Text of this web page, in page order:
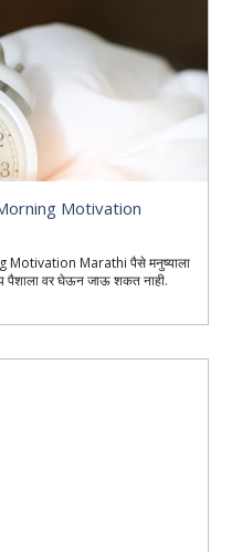
| Morning Motivation
Motivation Marathi पैसे मनुष्याला
पैशाला वर घेऊन जाऊ शकत नाही.